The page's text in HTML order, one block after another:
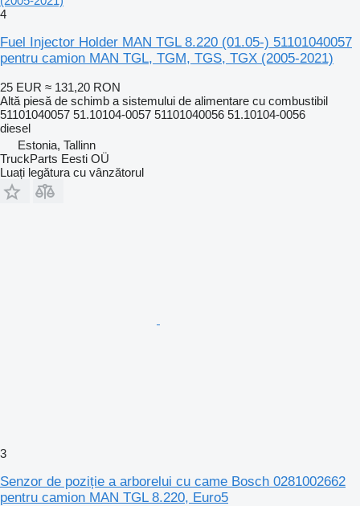
4
Fuel Injector Holder MAN TGL 8.220 (01.05-) 51101040057
pentru camion MAN TGL, TGM, TGS, TGX (2005-2021)
25 EUR ≈ 131,20 RON
Altă piesă de schimb a sistemului de alimentare cu combustibil
51101040057 51.10104-0057 51101040056 51.10104-0056
diesel
Estonia, Tallinn
TruckParts Eesti OÜ
Luați legătura cu vânzătorul
3
Senzor de poziție a arborelui cu came Bosch 0281002662
pentru camion MAN TGL 8.220, Euro5